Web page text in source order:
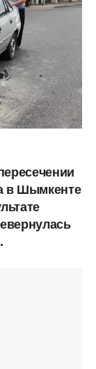
в Шымкенте
.